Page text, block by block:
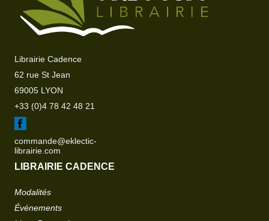
Librairie Cadence
62 rue St Jean
69005 LYON
+33 (0)4 78 42 48 21
commande@eklectic-
librairie.com
LIBRAIRIE CADENCE
Modalités
Événements